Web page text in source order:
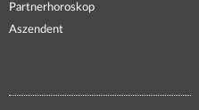
Partnerhoroskop
Aszendent